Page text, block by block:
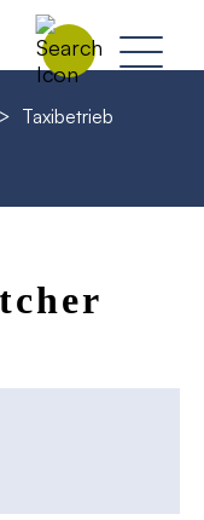
>
Taxibetrieb